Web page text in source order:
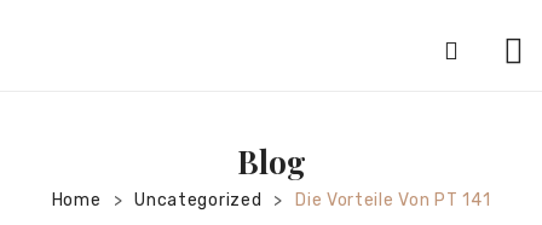
SILVER JEWELRY
Blog
Home > Uncategorized >
Die Vorteile Von PT 141